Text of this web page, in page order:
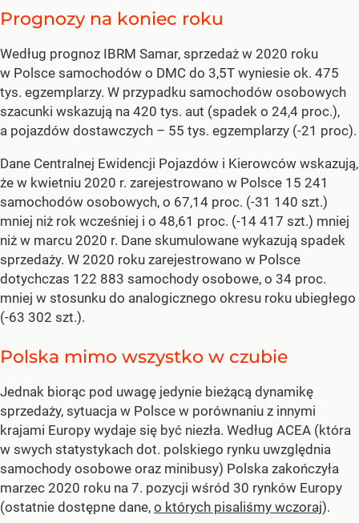
Prognozy na koniec roku
Według prognoz IBRM Samar, sprzedaż w 2020 roku
w Polsce samochodów o DMC do 3,5T wyniesie ok. 475
tys. egzemplarzy. W przypadku samochodów osobowych
szacunki wskazują na 420 tys. aut (spadek o 24,4 proc.),
a pojazdów dostawczych – 55 tys. egzemplarzy (-21 proc).
Dane Centralnej Ewidencji Pojazdów i Kierowców wskazują,
że w kwietniu 2020 r. zarejestrowano w Polsce 15 241
samochodów osobowych, o 67,14 proc. (-31 140 szt.)
mniej niż rok wcześniej i o 48,61 proc. (-14 417 szt.) mniej
niż w marcu 2020 r. Dane skumulowane wykazują spadek
sprzedaży. W 2020 roku zarejestrowano w Polsce
dotychczas 122 883 samochody osobowe, o 34 proc.
mniej w stosunku do analogicznego okresu roku ubiegłego
(-63 302 szt.).
Polska mimo wszystko w czubie
Jednak biorąc pod uwagę jedynie bieżącą dynamikę
sprzedaży, sytuacja w Polsce w porównaniu z innymi
krajami Europy wydaje się być niezła. Według ACEA (która
w swych statystykach dot. polskiego rynku uwzględnia
samochody osobowe oraz minibusy) Polska zakończyła
marzec 2020 roku na 7. pozycji wśród 30 rynków Europy
(ostatnie dostępne dane, o których pisaliśmy wczoraj).